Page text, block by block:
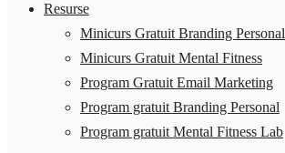
Resurse
Minicurs Gratuit Branding Personal
Minicurs Gratuit Mental Fitness
Program Gratuit Email Marketing
Program gratuit Branding Personal
Program gratuit Mental Fitness Lab